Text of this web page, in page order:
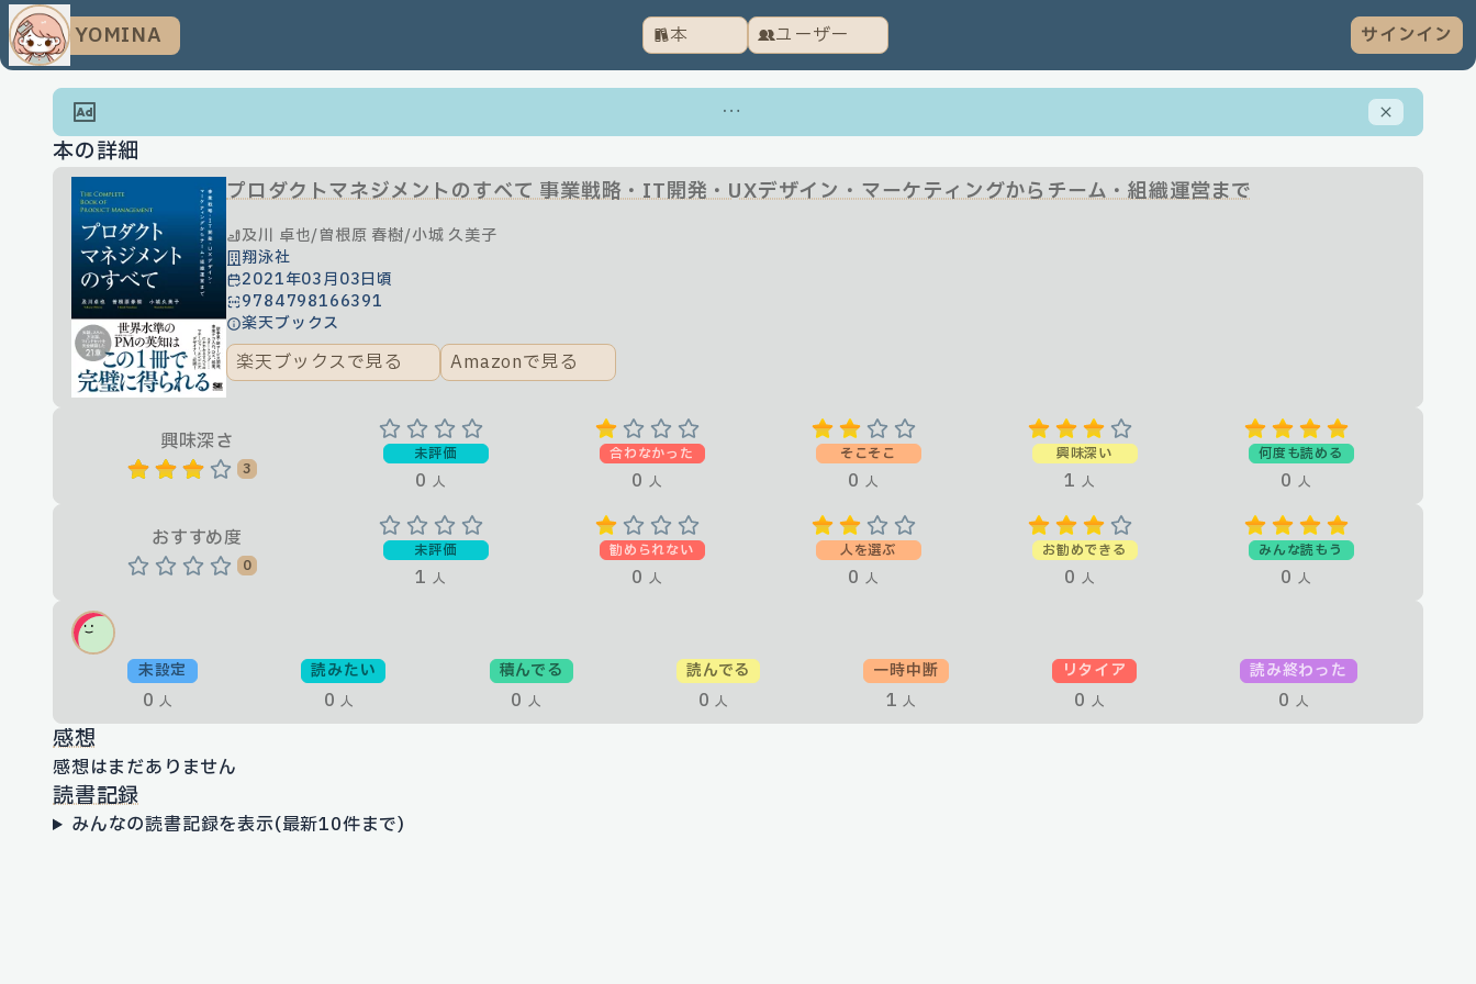
YOMINA 本 ユーザー サインイン
…
本の詳細
プロダクトマネジメントのすべて 事業戦略・IT開発・UXデザイン・マーケティングからチーム・組織運営まで
及川 卓也/曽根原 春樹/小城 久美子
翔泳社
2021年03月03日頃
9784798166391
楽天ブックス
楽天ブックスで見る Amazonで見る
興味深さ
3
未評価
0 人
合わなかった
0 人
そこそこ
0 人
興味深い
1 人
何度も読める
0 人
おすすめ度
0
未評価
1 人
勧められない
0 人
人を選ぶ
0 人
お勧めできる
0 人
みんな読もう
0 人
未設定
0 人
読みたい
0 人
積んでる
0 人
読んでる
0 人
一時中断
1 人
リタイア
0 人
読み終わった
0 人
感想
感想はまだありません
読書記録
みんなの読書記録を表示(最新10件まで)